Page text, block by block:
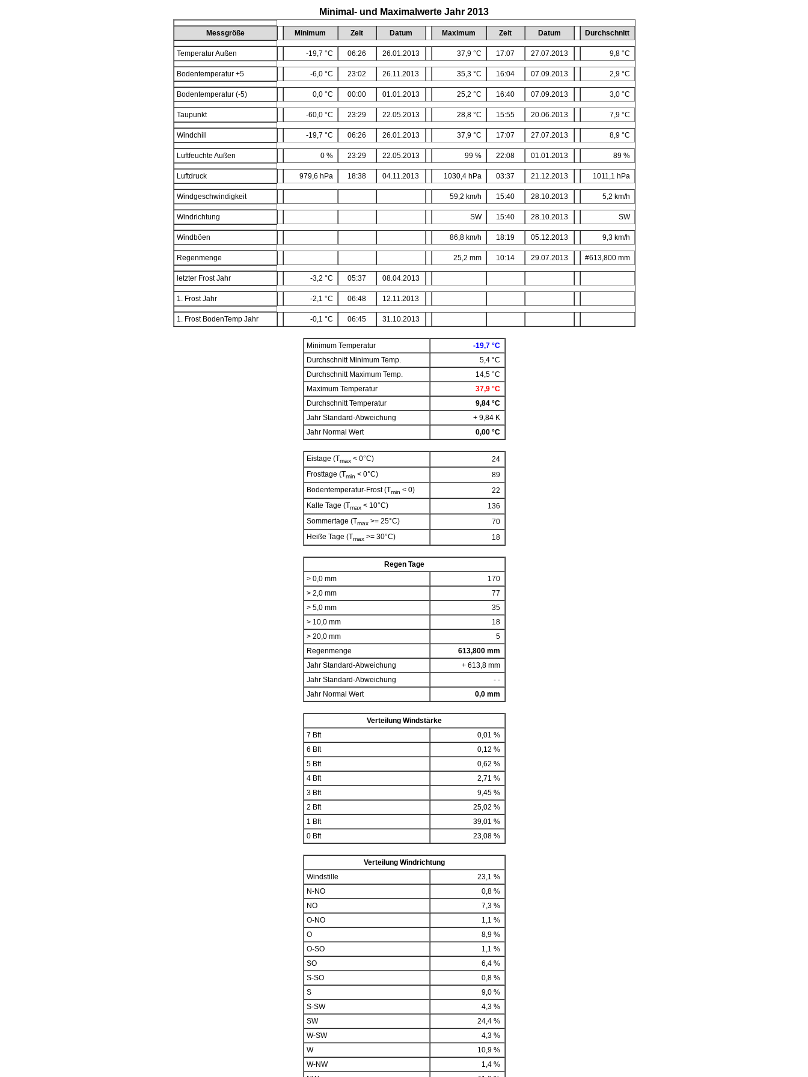
Minimal- und Maximalwerte Jahr 2013
Messgröße Minimum Zeit Datum Maximum Zeit Datum Durchschnitt
Temperatur Außen -19,7 °C 06:26 26.01.2013 37,9 °C 17:07 27.07.2013 9,8 °C
Bodentemperatur +5 -6,0 °C 23:02 26.11.2013 35,3 °C 16:04 07.09.2013 2,9 °C
Bodentemperatur (-5) 0,0 °C 00:00 01.01.2013 25,2 °C 16:40 07.09.2013 3,0 °C
Taupunkt -60,0 °C 23:29 22.05.2013 28,8 °C 15:55 20.06.2013 7,9 °C
Windchill -19,7 °C 06:26 26.01.2013 37,9 °C 17:07 27.07.2013 8,9 °C
Luftfeuchte Außen 0 % 23:29 22.05.2013 99 % 22:08 01.01.2013 89 %
Luftdruck 979,6 hPa 18:38 04.11.2013 1030,4 hPa 03:37 21.12.2013 1011,1 hPa
Windgeschwindigkeit 59,2 km/h 15:40 28.10.2013 5,2 km/h
Windrichtung SW 15:40 28.10.2013 SW
Windböen 86,8 km/h 18:19 05.12.2013 9,3 km/h
Regenmenge 25,2 mm 10:14 29.07.2013 #613,800 mm
letzter Frost Jahr -3,2 °C 05:37 08.04.2013
1. Frost Jahr -2,1 °C 06:48 12.11.2013
1. Frost BodenTemp Jahr -0,1 °C 06:45 31.10.2013
Minimum Temperatur
-19,7 °C
Durchschnitt Minimum Temp.
5,4 °C
Durchschnitt Maximum Temp.
14,5 °C
Maximum Temperatur
37,9 °C
Durchschnitt Temperatur
9,84 °C
Jahr Standard-Abweichung
+ 9,84 K
Jahr Normal Wert
0,00 °C
Eistage (Tmax< 0°C)
24
Frosttage (Tmin < 0°C)
89
Bodentemperatur-Frost (Tmin < 0)
22
Kalte Tage (Tmax< 10°C)
136
Sommertage (Tmax>= 25°C)
70
Heiße Tage (Tmax>= 30°C) 18
Regen Tage
> 0,0 mm
170
> 2,0 mm
77
> 5,0 mm
35
> 10,0 mm
18
> 20,0 mm
5
Regenmenge
613,800 mm
Jahr Standard-Abweichung
+ 613,8 mm
Jahr Standard-Abweichung
- -
Jahr Normal Wert
0,0 mm
Verteilung Windstärke
7 Bft
0,01 %
6 Bft
0,12 %
5 Bft
0,62 %
4 Bft
2,71 %
3 Bft
9,45 %
2 Bft
25,02 %
1 Bft
39,01 %
0 Bft
23,08 %
Verteilung Windrichtung
Windstille
23,1 %
N-NO
0,8 %
NO
7,3 %
O-NO
1,1 %
O
8,9 %
O-SO
1,1 %
SO
6,4 %
S-SO
0,8 %
S
9,0 %
S-SW
4,3 %
SW
24,4 %
W-SW
4,3 %
W
10,9 %
W-NW
1,4 %